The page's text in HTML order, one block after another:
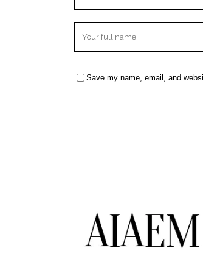
Save my name, email, and